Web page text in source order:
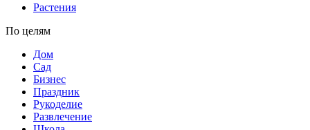
Растения
По целям
Дом
Сад
Бизнес
Праздник
Рукоделие
Развлечение